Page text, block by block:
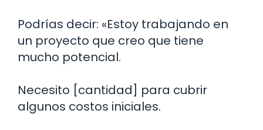
Podrías decir: «Estoy trabajando en
un proyecto que creo que tiene
mucho potencial.
Necesito [cantidad] para cubrir
algunos costos iniciales.